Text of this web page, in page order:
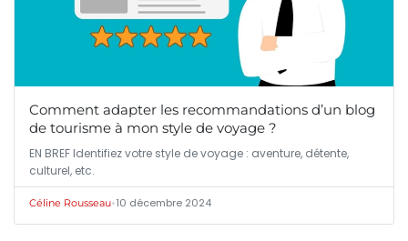
Comment adapter les recommandations d’un blog
de tourisme à mon style de voyage ?
EN BREF Identifiez votre style de voyage : aventure, détente,
culturel, etc.
Céline Rousseau•10 décembre 2024